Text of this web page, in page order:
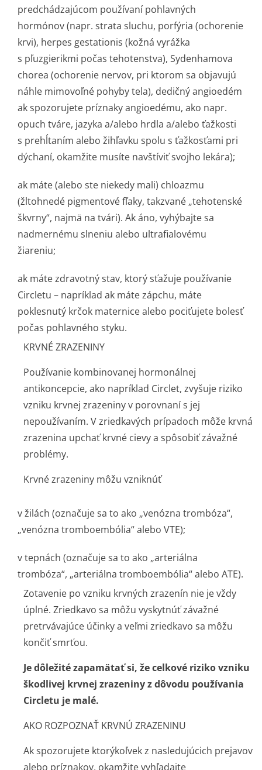
predchádzajúcom používaní pohlavných
hormónov (napr. strata sluchu, porfýria (ochorenie
krvi), herpes gestationis (kožná vyrážka
s pľuzgierikmi počas tehotenstva), Sydenhamova
chorea (ochorenie nervov, pri ktorom sa objavujú
náhle mimovoľné pohyby tela), dedičný angioedém
ak spozorujete príznaky angioedému, ako napr.
opuch tváre, jazyka a/alebo hrdla a/alebo ťažkosti
s prehĺtaním alebo žihľavku spolu s ťažkosťami pri
dýchaní, okamžite musíte navštíviť svojho lekára);
ak máte (alebo ste niekedy mali) chloazmu
(žltohnedé pigmentové fľaky, takzvané „tehotenské
škvrny“, najmä na tvári). Ak áno, vyhýbajte sa
nadmernému slneniu alebo ultrafialovému
žiareniu;
ak máte zdravotný stav, ktorý sťažuje používanie
Circletu – napríklad ak máte zápchu, máte
poklesnutý krčok maternice alebo pociťujete bolesť
počas pohlavného styku.
KRVNÉ ZRAZENINY
Používanie kombinovanej hormonálnej
antikoncepcie, ako napríklad Circlet, zvyšuje riziko
vzniku krvnej zrazeniny v porovnaní s jej
nepoužívaním. V zriedkavých prípadoch môže krvná
zrazenina upchať krvné cievy a spôsobiť závažné
problémy.
Krvné zrazeniny môžu vzniknúť
v žilách (označuje sa to ako „venózna trombóza“,
„venózna tromboembólia“ alebo VTE);
v tepnách (označuje sa to ako „arteriálna
trombóza“, „arteriálna tromboembólia“ alebo ATE).
Zotavenie po vzniku krvných zrazenín nie je vždy
úplné. Zriedkavo sa môžu vyskytnúť závažné
pretrvávajúce účinky a veľmi zriedkavo sa môžu
končiť smrťou.
Je dôležité zapamätať si, že celkové riziko vzniku
škodlivej krvnej zrazeniny z dôvodu používania
Circletu je malé.
AKO ROZPOZNAŤ KRVNÚ ZRAZENINU
Ak spozorujete ktorýkoľvek z nasledujúcich prejavov
alebo príznakov, okamžite vyhľadajte